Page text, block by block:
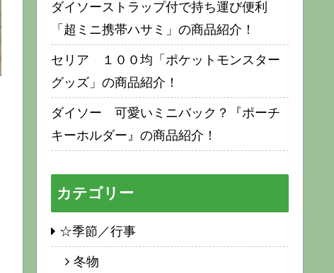
ダイソーストラップ付で持ち運び便利
「超ミニ携帯ハサミ」の商品紹介！
セリア １００均「ポケットモンスター
グッズ」の商品紹介！
ダイソー 可愛いミニバック？『ポーチ
キーホルダー』の商品紹介！
カテゴリー
☆季節／行事
冬物